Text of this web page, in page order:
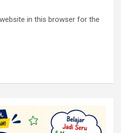
in this browser for the